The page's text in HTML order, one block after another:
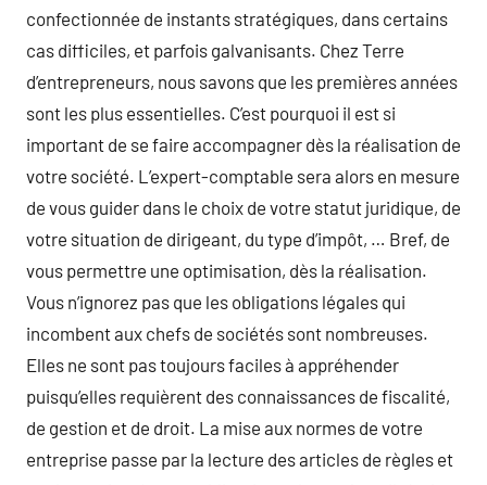
confectionnée de instants stratégiques, dans certains
cas difficiles, et parfois galvanisants. Chez Terre
d’entrepreneurs, nous savons que les premières années
sont les plus essentielles. C’est pourquoi il est si
important de se faire accompagner dès la réalisation de
votre société. L’expert-comptable sera alors en mesure
de vous guider dans le choix de votre statut juridique, de
votre situation de dirigeant, du type d’impôt, … Bref, de
vous permettre une optimisation, dès la réalisation.
Vous n’ignorez pas que les obligations légales qui
incombent aux chefs de sociétés sont nombreuses.
Elles ne sont pas toujours faciles à appréhender
puisqu’elles requièrent des connaissances de fiscalité,
de gestion et de droit. La mise aux normes de votre
entreprise passe par la lecture des articles de règles et